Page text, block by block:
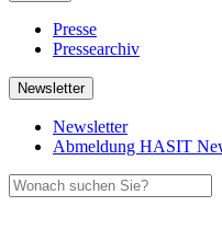
Presse
Pressearchiv
Newsletter
Newsletter
Abmeldung HASIT